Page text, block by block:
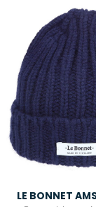
LE BONNET